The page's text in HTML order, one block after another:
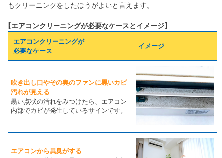
もクリーニングをしたほうがよいと言えます。
【エアコンクリーニングが必要なケースとイメージ】
エアコンクリーニングが
必要なケース
イメージ
吹き出し口やその奥のファンに黒いカビ
汚れが見える
黒い点状の汚れをみつけたら、エアコン
内部でカビが発生しているサインです。
エアコンから異臭がする